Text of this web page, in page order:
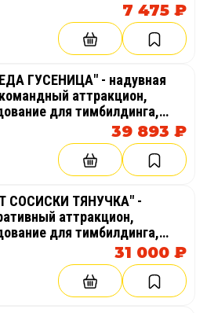
веселых стартов,
7 475 ₽
ГУСЕНИЦА" - надувная
аттракцион,
для тимбилдинга,
корпоратива,
веселых стартов,
39 893 ₽
СОСИСКИ ТЯНУЧКА" -
аттракцион,
для тимбилдинга,
веселых стартов,
31 000 ₽